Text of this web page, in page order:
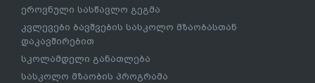
ეროვნული სასწავლო გეგმა
კვლევები ბავშვების სასკოლო მზაობასთან
დაკავშირებით
სკოლამდელი განათლება
სასკოლო მზაობის პროგრამა